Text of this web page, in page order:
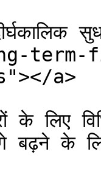
a>
के लिए
के लिए